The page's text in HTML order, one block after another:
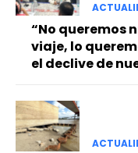
“No queremos
viaje, lo
el declive de